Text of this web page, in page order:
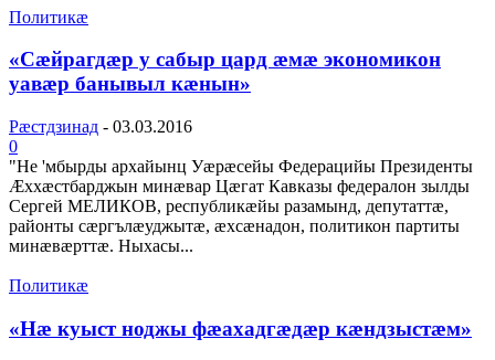
Политикæ
«Сæйрагдæр у сабыр цард æмæ экономикон
уавæр банывыл кæнын»
Рæстдзинад - 03.03.2016
0
"Не 'мбырды архайынц Уæрæсейы Федерацийы Президенты
Æххæстбарджын минæвар Цæгат Кавказы федералон зылды
Сергей МЕЛИКОВ, республикæйы разамынд, депутаттæ,
районты сæргълæуджытæ, æхсæнадон, политикон партиты
минæвæрттæ. Ныхасы...
Политикæ
«Нæ куыст ноджы фæахадгæдæр кæндзыстæм»